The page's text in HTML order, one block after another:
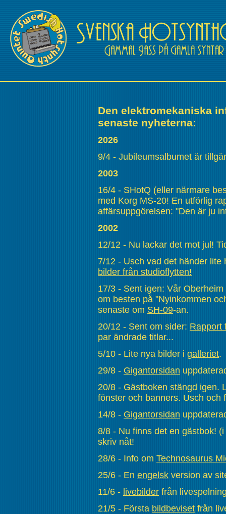
Den elektromekaniska
senaste nyheterna:
2026
9/4 - Jubileumsalbumet är
2003
16/4 - SHotQ (eller närmare
med Korg MS-20! En utförlig
affärsuppgörelsen: "Den är ju
2002
12/12 - Nu lackar det mot jul!
7/12 - Usch vad det händer
bilder från studioflytten!
17/3 - Sent igen: Vår
om besten på "Nyinkommen
senaste om SH-09-an.
20/12 - Sent om sider: Rapport
par ändrade titlar...
5/10 - Lite nya bilder i galleriet.
29/8 - Gigantorsidan
20/8 - Gästboken stängd igen.
fönster och banners. Usch och
14/8 - Gigantorsidan
8/8 - Nu finns det en gästbok!
skriv nåt!
28/6 - Info om Technosaurus
25/6 - En engelsk version av
11/6 - livebilder från
21/5 - Första bildbeviset från